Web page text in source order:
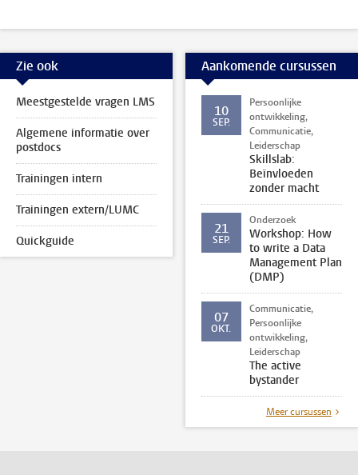
Zie ook
Meestgestelde vragen LMS
Algemene informatie over
postdocs
Trainingen intern
Trainingen extern/LUMC
Quickguide
Aankomende cursussen
10
SEP.
Persoonlijke
ontwikkeling,
Communicatie,
Leiderschap
Skillslab:
Beïnvloeden
zonder macht
21
SEP.
Onderzoek
Workshop: How
to write a Data
Management Plan
(DMP)
07
OKT.
Communicatie,
Persoonlijke
ontwikkeling,
Leiderschap
The active
bystander
Meer cursussen